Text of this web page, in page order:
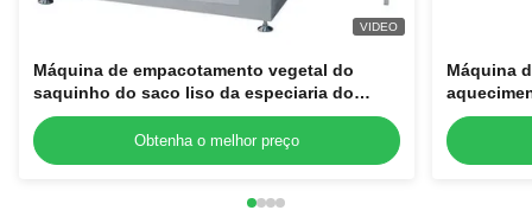
VIDEO
Máquina de empacotamento vegetal do
saquinho do saco liso da especiaria do
condimento com o saco 85
Obtenha o melhor preço
Máquina
de
de vácuo